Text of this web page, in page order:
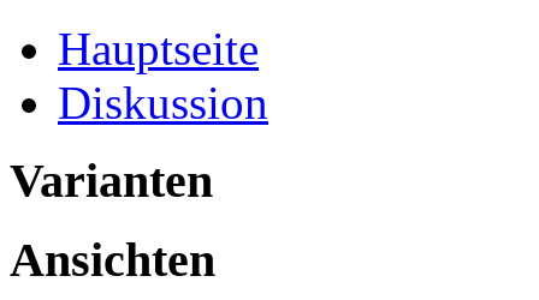
Hauptseite
Diskussion
Varianten
Ansichten